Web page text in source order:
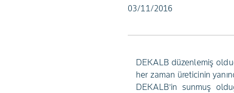
03/11/2016
DEKALB düzenlemiş
her zaman üreticinin
DEKALB’in sunmuş